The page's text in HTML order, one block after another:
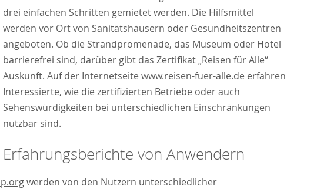
drei einfachen Schritten gemietet werden. Die Hilfsmittel
werden vor Ort von Sanitätshäusern oder Gesundheitszentren
angeboten. Ob die Strandpromenade, das Museum oder Hotel
barrierefrei sind, darüber gibt das Zertifikat „Reisen für Alle“
Auskunft. Auf der Internetseitewww.reisen-fuer-alle.de erfahren
Interessierte, wie die zertifizierten Betriebe oder auch
Sehenswürdigkeiten bei unterschiedlichen Einschränkungen
nutzbar sind.
Erfahrungsberichte von Anwendern
werden von den Nutzern unterschiedlicher